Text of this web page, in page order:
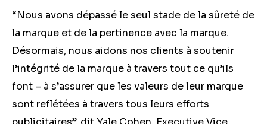
“Nous avons dépassé le seul stade de la sûreté de
la marque et de la pertinence avec la marque.
Désormais, nous aidons nos clients à soutenir
l’intégrité de la marque à travers tout ce qu’ils
font – à s’assurer que les valeurs de leur marque
sont reflétées à travers tous leurs efforts